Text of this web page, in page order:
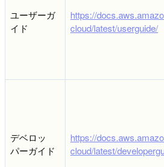
ユーザーガ
イド
https://
cloud/latest/userguide/
デベロッ
パーガイド
https://
cloud/latest/